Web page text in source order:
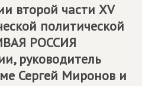
второй части XV
политической
РОССИЯ
руководитель
Сергей Миронов и